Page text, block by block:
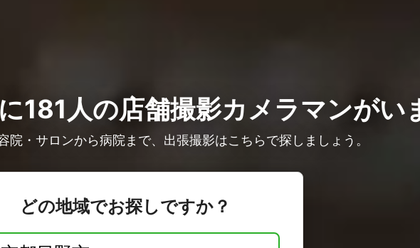
181人の店舗撮影カメラマンがい
院・サロンから病院まで、出張撮影はこちらで探しましょう。
どの地域でお探しですか？